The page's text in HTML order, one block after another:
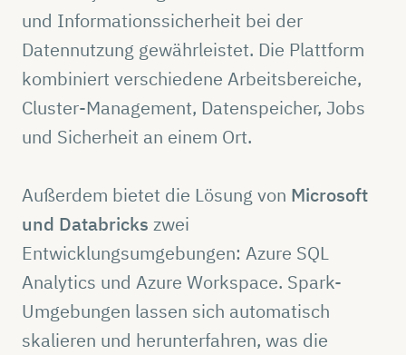
und Informationssicherheit bei der
Datennutzung gewährleistet. Die Plattform
kombiniert verschiedene Arbeitsbereiche,
Cluster-Management, Datenspeicher, Jobs
und Sicherheit an einem Ort.
Außerdem bietet die Lösung von Microsoft
und Databricks zwei
Entwicklungsumgebungen: Azure SQL
Analytics und Azure Workspace. Spark-
Umgebungen lassen sich automatisch
skalieren und herunterfahren, was die